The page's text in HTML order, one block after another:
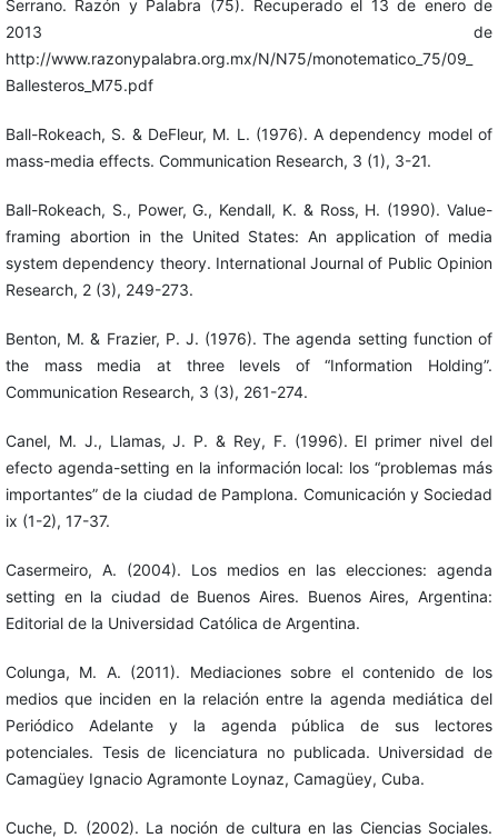
Serrano. Razón y Palabra (75). Recuperado el 13 de enero de
2013 de
http://www.razonypalabra.org.mx/N/N75/monotematico_75/09_
Ballesteros_M75.pdf
Ball-Rokeach, S. & DeFleur, M. L. (1976). A dependency model of
mass-media effects. Communication Research, 3 (1), 3-21.
Ball-Rokeach, S., Power, G., Kendall, K. & Ross, H. (1990). Value-
framing abortion in the United States: An application of media
system dependency theory. International Journal of Public Opinion
Research, 2 (3), 249-273.
Benton, M. & Frazier, P. J. (1976). The agenda setting function of
the mass media at three levels of “Information Holding”.
Communication Research, 3 (3), 261-274.
Canel, M. J., Llamas, J. P. & Rey, F. (1996). El primer nivel del
efecto agenda-setting en la información local: los “problemas más
importantes” de la ciudad de Pamplona. Comunicación y Sociedad
ix (1-2), 17-37.
Casermeiro, A. (2004). Los medios en las elecciones: agenda
setting en la ciudad de Buenos Aires. Buenos Aires, Argentina:
Editorial de la Universidad Católica de Argentina.
Colunga, M. A. (2011). Mediaciones sobre el contenido de los
medios que inciden en la relación entre la agenda mediática del
Periódico Adelante y la agenda pública de sus lectores
potenciales. Tesis de licenciatura no publicada. Universidad de
Camagüey Ignacio Agramonte Loynaz, Camagüey, Cuba.
Cuche, D. (2002). La noción de cultura en las Ciencias Sociales.